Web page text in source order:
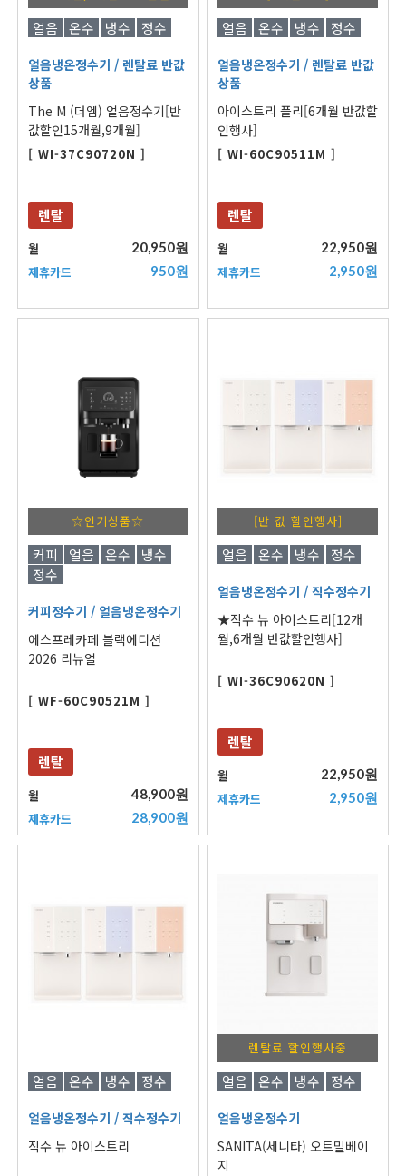
얼음 온수 냉수 정수
얼음냉온정수기 / 렌탈료 반값
상품
The M (더엠) 얼음정수기[반
값할인15개월,9개월]
[ WI-37C90720N ]
렌탈
월 20,950원
제휴카드 950원
얼음 온수 냉수 정수
얼음냉온정수기 / 렌탈료 반값
상품
아이스트리 플리[6개월 반값할
인행사]
[ WI-60C90511M ]
렌탈
월 22,950원
제휴카드 2,950원
☆인기상품☆
커피 얼음 온수
냉수
정수
커피정수기 / 얼음냉온정수기
에스프레카페 블랙에디션
2026 리뉴얼
[ WF-60C90521M ]
렌탈
월 48,900원
제휴카드 28,900원
[반 값 할인행사]
얼음 온수 냉수 정수
얼음냉온정수기 / 직수정수기
★직수 뉴 아이스트리[12개
월,6개월 반값할인행사]
[ WI-36C90620N ]
렌탈
월 22,950원
제휴카드 2,950원
얼음 온수 냉수 정수
얼음냉온정수기 / 직수정수기
직수 뉴 아이스트리
렌탈료 할인행사중
얼음 온수 냉수 정수
얼음냉온정수기
SANITA(세니타) 오트밀베이
지